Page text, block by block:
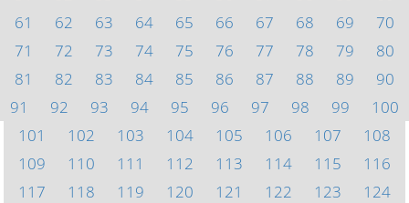
61
62 63 64 65 66 67 68 69
70
71
72 73 74 75 76 77 78 79
80
81
82 83 84 85 86 87 88 89
90
91
92 93 94 95 96 97 98 99
100
101
102 103 104 105 106 107
108
109
110 111 112 113 114 115
116
117
118 119 120 121 122 123
124